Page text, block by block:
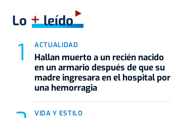
Lo +leído
ACTUALIDAD
Hallan muerto a un recién nacido
en un armario después de que su
madre ingresara en el hospital por
una hemorragia
VIDA Y ESTILO